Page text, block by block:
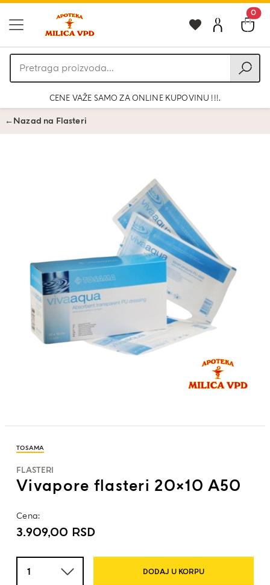
0
Pretraga
proizvoda
CENE VAŽE SAMO ZA ONLINE KUPOVINU !!!.
←Nazad na Flasteri
TOSAMA
FLASTERI
Vivapore flasteri 20×10 A50
Cena:
3.909,00 RSD
DODAJ U KORPU